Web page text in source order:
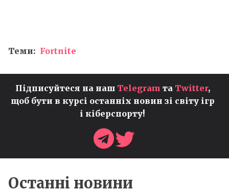
Теми: Fortnite
Підписуйтеся на наш Telegram та Twitter,
щоб бути в курсі останніх новин зі світу ігр
і кіберспорту!
Останні новини